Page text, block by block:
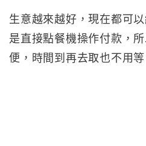
生意越來越好，現在都可
是直接點餐機操作付款，
便，時間到再去取也不用等